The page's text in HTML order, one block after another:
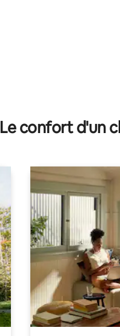
Le confort d'un